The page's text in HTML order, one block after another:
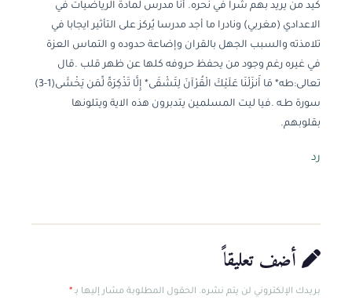
كيد من يريد بهم شرا في نحره. أنا مدرس لمادة الرياضيات في
الاعدادي (مغربي) ونادرا ما أجد مدرسا يُركز على التأثير ايجابا في
تلامذته والسبب الجهل بالقران وإضاعة حدوده و التماس العزة
في غيره رغم وجود من يحفظ حروفه كلها عن ظهر قلب .قال
تعالى:طه* مَا أَنزَلْنَا عَلَيْكَ الْقُرْآنَ لِتَشْقَى* إِلَّا تَذْكِرَةً لِّمَن يَخْشَى(1-3)
سورة طـه .فيا ليت المسلمين يتدبرون هذه الاية ويتلونها
بقلوبهم.
رد
أضف تعليقاً
بريدك الإلكتروني لن يتم نشره. الحقول المطلوبة مشار إليها بـ *